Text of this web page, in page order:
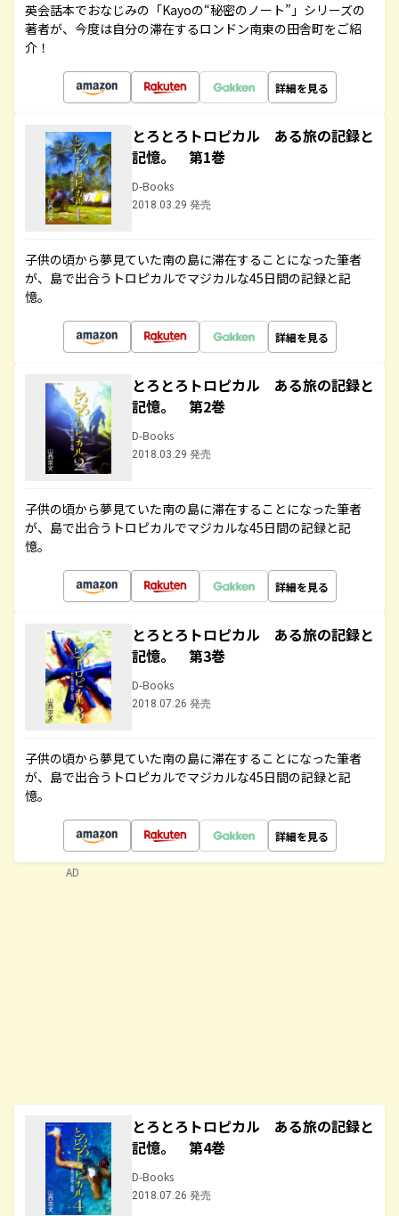
英会話本でおなじみの「Kayoの“秘密のノート”」シリーズの
著者が、今度は自分の滞在するロンドン南東の田舎町をご紹
介！
詳細を見る
とろとろトロピカル ある旅の記録と
記憶。 第1巻
D-Books
2018.03.29 発売
子供の頃から夢見ていた南の島に滞在することになった筆者
が、島で出合うトロピカルでマジカルな45日間の記録と記
憶。
詳細を見る
とろとろトロピカル ある旅の記録と
記憶。 第2巻
D-Books
2018.03.29 発売
子供の頃から夢見ていた南の島に滞在することになった筆者
が、島で出合うトロピカルでマジカルな45日間の記録と記
憶。
詳細を見る
とろとろトロピカル ある旅の記録と
記憶。 第3巻
D-Books
2018.07.26 発売
子供の頃から夢見ていた南の島に滞在することになった筆者
が、島で出合うトロピカルでマジカルな45日間の記録と記
憶。
詳細を見る
とろとろトロピカル ある旅の記録と
記憶。 第4巻
D-Books
2018.07.26 発売
AD